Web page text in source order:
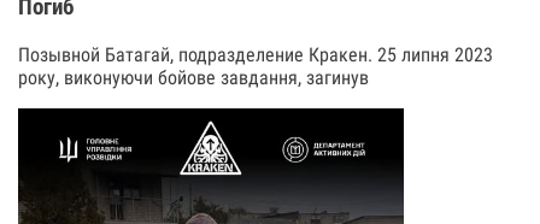
Погиб
Позывной Батагай, подразделение Кракен. 25 липня 2023
року, виконуючи бойове завдання, загинув